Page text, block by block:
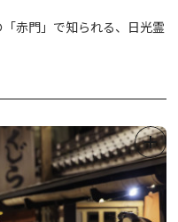
赤門」で知られる、日光霊
ので、非日常体験としてい
さい。